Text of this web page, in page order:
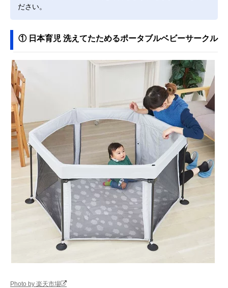
ださい。
① 日本育児 洗えてたためるポータブルベビーサークル
Photo by 楽天市場